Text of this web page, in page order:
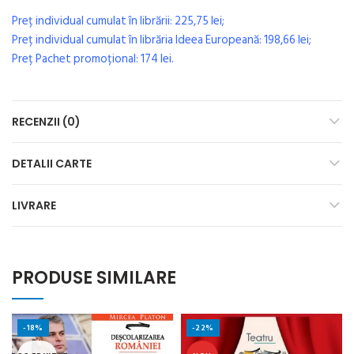
Preț individual cumulat în librării: 225,75 lei;
Preț individual cumulat în librăria Ideea Europeană: 198,66 lei;
Preț Pachet promoțional: 174 lei.
RECENZII (0)
DETALII CARTE
LIVRARE
PRODUSE SIMILARE
-18% -22%